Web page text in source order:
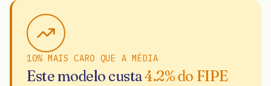
10% MAIS CARO QUE A MÉDIA
Este modelo custa4.2% do FIPE